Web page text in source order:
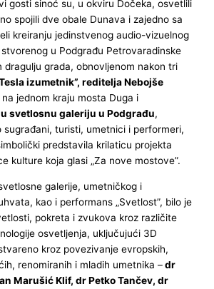
gosti sinoć su, u okviru Dočeka, osvetlili
spojili dve obale Dunava i zajedno sa
kreiranju jedinstvenog audio-vizuelnog
u Podgrađu Petrovaradinske
dragulju grada, obnovljenom nakon tri
izumetnik”, reditelja Nebojše
jednom kraju mosta Duga i
svetlosnu galeriju u Podgrađu,
sugrađani, turisti, umetnici i performeri,
predstavila krilaticu projekta
kulture koja glasi „Za nove mostove”.
galerije, umetničkog i
kao i performans „Svetlost”, bilo je
pokreta i zvukova kroz različite
osvetljenja, uključujući 3D
kroz povezivanje evropskih,
renomiranih i mladih umetnika –dr
Marušić Klif, dr Petko Tančev, dr